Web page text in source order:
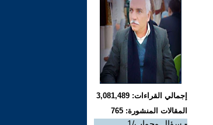
إجمالي القراءات: 3,081,489
المقالات المنشورة: 765